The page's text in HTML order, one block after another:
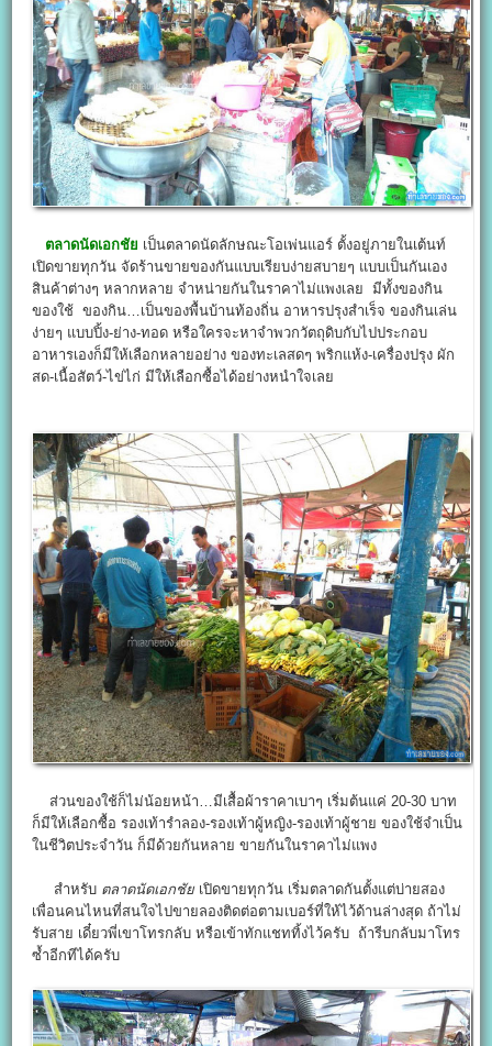
ตลาดนัดเอกชัย เป็นตลาดนัดลักษณะโอเพ่นแอร์ ตั้งอยู่ภายในเต้นท์
เปิดขายทุกวัน จัดร้านขายของกันแบบเรียบง่ายสบายๆ แบบเป็นกันเอง
สินค้าต่างๆ หลากหลาย จำหน่ายกันในราคาไม่แพงเลย มีทั้งของกิน
ของใช้ ของกิน…เป็นของพื้นบ้านท้องถิ่น อาหารปรุงสำเร็จ ของกินเล่น
ง่ายๆ แบบปิ้ง-ย่าง-ทอด หรือใครจะหาจำพวกวัตถุดิบกับไปประกอบ
อาหารเองก็มีให้เลือกหลายอย่าง ของทะเลสดๆ พริกแห้ง-เครื่องปรุง ผัก
สด-เนื้อสัตว์-ไข่ไก่ มีให้เลือกซื้อได้อย่างหนำใจเลย
ส่วนของใช้ก็ไม่น้อยหน้า…มีเสื้อผ้าราคาเบาๆ เริ่มต้นแค่ 20-30 บาท
ก็มีให้เลือกซื้อ รองเท้ารำลอง-รองเท้าผู้หญิง-รองเท้าผู้ชาย ของใช้จำเป็น
ในชีวิตประจำวัน ก็มีด้วยกันหลาย ขายกันในราคาไม่แพง
สำหรับ ตลาดนัดเอกชัยเปิดขายทุกวัน เริ่มตลาดกันตั้งแต่บ่ายสอง
เพื่อนคนไหนที่สนใจไปขายลองติดต่อตามเบอร์ที่ให้ไว้ด้านล่างสุด ถ้าไม่
รับสาย เดี๋ยวพี่เขาโทรกลับ หรือเข้าทักแชททิ้งไว้ครับ ถ้ารีบกลับมาโทร
ซ้ำอีกทีได้ครับ